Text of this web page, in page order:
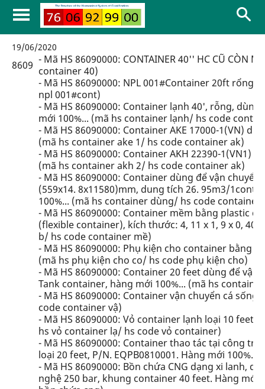
19/06/2020
8609 - Mã HS 86090000: CONTAINER 40'' HC CŨ CÒN
container 40)
- Mã HS 86090000: NPL 001#Container 20ft rổng
npl 001#cont)
- Mã HS 86090000: Container lạnh 40', rỗng,
mới 100%... (mã hs container lạnh/ hs code
- Mã HS 86090000: Container AKE 17000-1(VN)
(mã hs container ake 1/ hs code container ak)
- Mã HS 86090000: Container AKH 22390-1(VN1)
(mã hs container akh 2/ hs code container ak)
- Mã HS 86090000: Container dùng để vận
(559x14. 8x11580)mm, dung tích 26. 95m3/
100%... (mã hs container dùng/ hs code container
- Mã HS 86090000: Container mềm bằng plastic
(flexible container), kích thước: 4, 11 x 1, 9 x 0, 40
b/ hs code container mề)
- Mã HS 86090000: Phụ kiện cho container bằng
(mã hs phụ kiện cho co/ hs code phụ kiện cho)
- Mã HS 86090000: Container 20 feet dùng để
Tank container, hàng mới 100%... (mã hs
- Mã HS 86090000: Container vận chuyển cá
code container vậ)
- Mã HS 86090000: Vỏ container lạnh loại 10 feet
hs vỏ container lạ/ hs code vỏ container)
- Mã HS 86090000: Container thao tác tại công
loại 20 feet, P/N. EQPB0810001. Hàng mới
- Mã HS 86090000: Bồn chứa CNG dạng xi lanh,
nghệ 250 bar, khung container 40 feet. Hàng mới